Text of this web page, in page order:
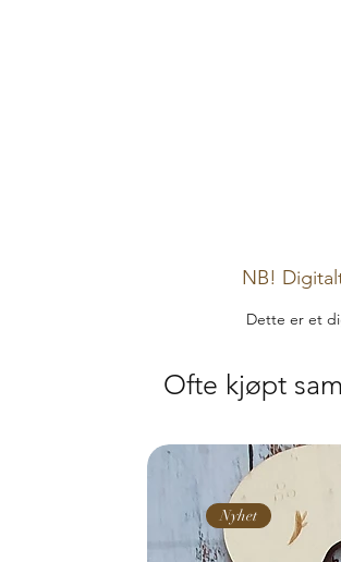
NB!
Dette er et
Ofte kjøpt
Nyhet